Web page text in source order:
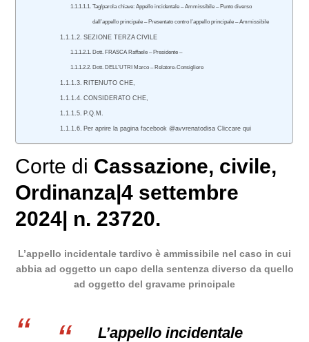
Tag/parola chiave: Appello incidentale – Ammissibile – Punto diverso
dall’appello principale – Presentato contro l’appello principale – Ammissibile
SEZIONE TERZA CIVILE
Dott. FRASCA Raffaele – Presidente –
Dott. DELL’UTRI Marco – Relatore-Consigliere
RITENUTO CHE,
CONSIDERATO CHE,
P.Q.M.
Per aprire la pagina facebook @avvrenatodisa Cliccare qui
Corte di Cassazione, civile,
Ordinanza|4 settembre
2024| n. 23720.
L’appello incidentale tardivo è ammissibile nel caso in cui
abbia ad oggetto un capo della sentenza diverso da quello
ad oggetto del gravame principale
L’appello incidentale